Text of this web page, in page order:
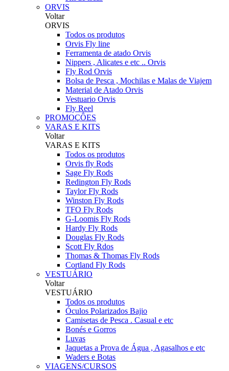
ORVIS
Voltar
ORVIS
Todos os produtos
Orvis Fly line
Ferramenta de atado Orvis
Nippers , Alicates e etc .. Orvis
Fly Rod Orvis
Bolsa de Pesca , Mochilas e Malas de Viajem
Material de Atado Orvis
Vestuario Orvis
Fly Reel
PROMOÇÔES
VARAS E KITS
Voltar
VARAS E KITS
Todos os produtos
Orvis fly Rods
Sage Fly Rods
Redington Fly Rods
Taylor Fly Rods
Winston Fly Rods
TFO Fly Rods
G-Loomis Fly Rods
Hardy Fly Rods
Douglas Fly Rods
Scott Fly Rdos
Thomas & Thomas Fly Rods
Cortland Fly Rods
VESTUÁRIO
Voltar
VESTUÁRIO
Todos os produtos
Óculos Polarizados Bajio
Camisetas de Pesca . Casual e etc
Bonés e Gorros
Luvas
Jaquetas a Prova de Água , Agasalhos e etc
Waders e Botas
VIAGENS/CURSOS